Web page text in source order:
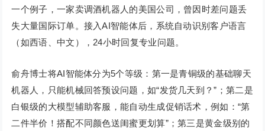
一个例子，一家卖调酒机器人的美国公司，曾因时差问题丢
失大量国际订单。接入AI智能体后，系统自动识别客户语言
（如西语、中文），24小时回复专业问题。
俞舟博士将AI智能体分为5个等级：第一是青铜级的基础聊天
机器人，只能机械回答预设问题，如“发货几天到？”；第二是
白银级的大模型辅助客服，能自动生成促销话术，例如：“第
二件半价！搭配不同颜色送闺蜜更划算”；第三是黄金级别的